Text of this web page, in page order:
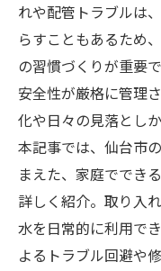
れや配管トラブルは
らすこともあるため
の習慣づくりが重要
安全性が厳格に管理
化や日々の見落とし
本記事では、仙台市
まえた、家庭ででき
詳しく紹介。取り入
水を日常的に利用で
よるトラブル回避や